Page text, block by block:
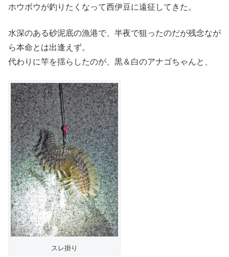
ホウボウが釣りたくなって西伊豆に遠征してきた。
水深のある砂泥底の漁港で、半夜で狙ったのだが残念なが
ら本命とは出逢えず。
代わりに竿を揺らしたのが、黒＆白のアナゴちゃんと、
スレ掛り